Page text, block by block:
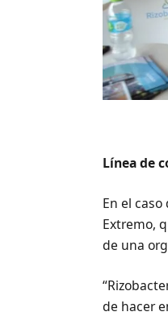
Línea de
En el
Extremo,
de una
de hacer